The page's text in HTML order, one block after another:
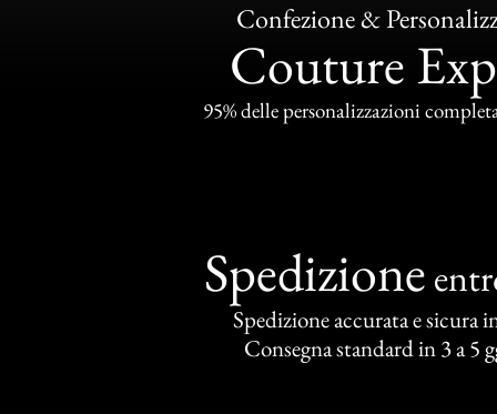
Confezione &
Couture
95% delle personalizzazioni
Spedizione
Spedizione accurata e sicura
Consegna standard in 3 a 5